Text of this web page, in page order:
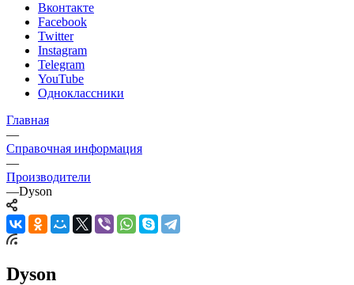
Вконтакте
Facebook
Twitter
Instagram
Telegram
YouTube
Одноклассники
Главная
—
Справочная информация
—
Производители
—Dyson
Dyson